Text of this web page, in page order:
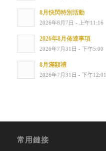
8月快閃特別活動
2026年8月7日 - 上午11:16
2026年8月佈達事項
2026年7月31日 - 下午5:00
8月滿額禮
2026年7月31日 - 下午12:01
常用鏈接